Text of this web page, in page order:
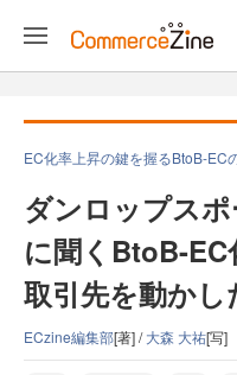
EC化率上昇の鍵を握るBtoB-EC
ダンロップス
に聞くBtoB-
取引先を動か
ECzine編集部[著] /大森 大祐[写]